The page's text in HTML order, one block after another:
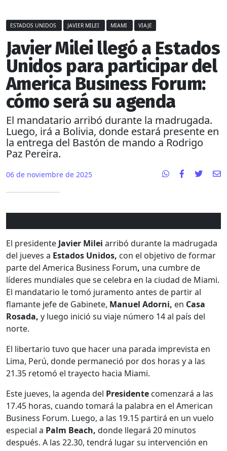
ESTADOS UNIDOS JAVIER MILEI MIAMI VIAJE
Javier Milei llegó a Estados
Unidos para participar del
America Business Forum:
cómo será su agenda
El mandatario arribó durante la madrugada.
Luego, irá a Bolivia, donde estará presente en
la entrega del Bastón de mando a Rodrigo
Paz Pereira.
06 de noviembre de 2025
El presidenteJavier Milei arribó durante la madrugada
del jueves a Estados Unidos, con el objetivo de formar
parte del America Business Forum, una cumbre de
líderes mundiales que se celebra en la ciudad de Miami.
El mandatario le tomó juramento antes de partir al
flamante jefe de Gabinete, Manuel Adorni, en Casa
Rosada, y luego inició su viaje número 14 al país del
norte.
El libertario tuvo que hacer una parada imprevista en
Lima, Perú, donde permaneció por dos horas y a las
21.35 retomó el trayecto hacia Miami.
Este jueves, la agenda del Presidente comenzará a las
17.45 horas, cuando tomará la palabra en el American
Business Forum. Luego, a las 19.15 partirá en un vuelo
especial a Palm Beach, donde llegará 20 minutos
después. A las 22.30, tendrá lugar su intervención en